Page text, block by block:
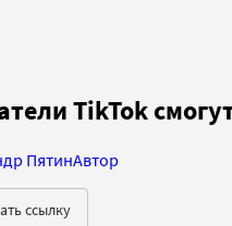
TikTok
ПятинАвтор
ссылку